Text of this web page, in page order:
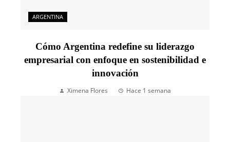
ARGENTINA
Cómo Argentina redefine su liderazgo
empresarial con enfoque en sostenibilidad e
innovación
Ximena Flores Hace 1 semana